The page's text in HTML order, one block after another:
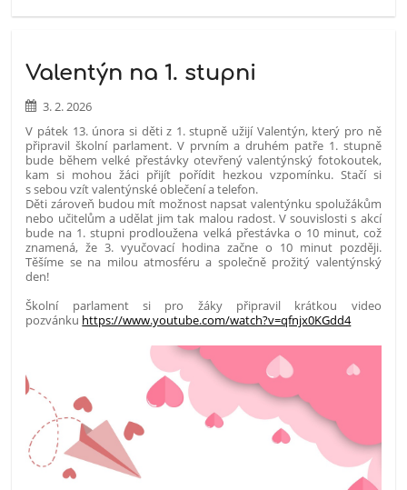
Valentýn na 1. stupni
3. 2. 2026
V pátek 13. února si děti z 1. stupně užijí Valentýn, který pro ně
připravil školní parlament. V prvním a druhém patře 1. stupně
bude během velké přestávky otevřený valentýnský fotokoutek,
kam si mohou žáci přijít pořídit hezkou vzpomínku. Stačí si
s sebou vzít valentýnské oblečení a telefon.
Děti zároveň budou mít možnost napsat valentýnku spolužákům
nebo učitelům a udělat jim tak malou radost. V souvislosti s akcí
bude na 1. stupni prodloužena velká přestávka o 10 minut, což
znamená, že 3. vyučovací hodina začne o 10 minut později.
Těšíme se na milou atmosféru a společně prožitý valentýnský
den!
Školní parlament si pro žáky připravil krátkou video
pozvánku https://www.youtube.com/watch?v=qfnjx0KGdd4